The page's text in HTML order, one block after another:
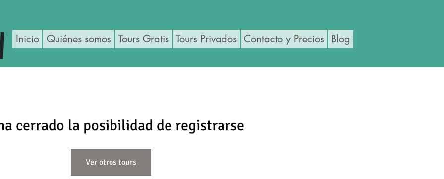
Inicio Quiénes somos Tours Gratis Tours Privados Contacto y Precios Blog
cerrado la posibilidad de registrarse
Ver otros tours